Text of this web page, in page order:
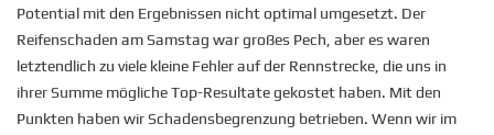
Potential mit den Ergebnissen nicht optimal umgesetzt. Der
Reifenschaden am Samstag war großes Pech, aber es waren
letztendlich zu viele kleine Fehler auf der Rennstrecke, die uns in
ihrer Summe mögliche Top-Resultate gekostet haben. Mit den
Punkten haben wir Schadensbegrenzung betrieben. Wenn wir im